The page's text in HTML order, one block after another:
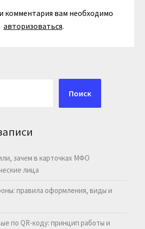
комментария вам необходимо
авторизоваться.
Поиск
зачем в карточках МФО
лица
правила оформления, виды и
по QR-коду: принцип работы и